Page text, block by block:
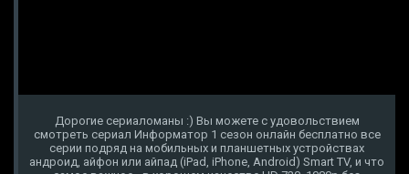
Дорогие сериаломаны :) Вы можете с удовольствием
смотреть сериал Информатор 1 сезон онлайн бесплатно все
серии подряд на мобильных и планшетных устройствах
андроид, айфон или айпад (iPad, iPhone, Android) Smart TV, и что